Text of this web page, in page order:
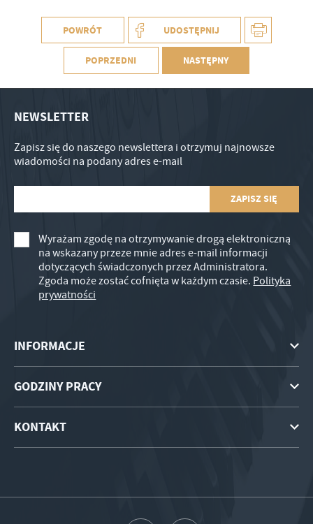
POWRÓT UDOSTĘPNIJ
POPRZEDNI NASTĘPNY
INFORMACJE
NEWSLETTER
Zapisz się do naszego newslettera i otrzymuj najnowsze
wiadomości na podany adres e-mail
Wyrażam zgodę na otrzymywanie drogą elektroniczną
na wskazany przeze mnie adres e-mail informacji
dotyczących świadczonych przez Administratora.
Zgoda może zostać cofnięta w każdym czasie. Polityka
prywatności
GODZINY PRACY
KONTAKT